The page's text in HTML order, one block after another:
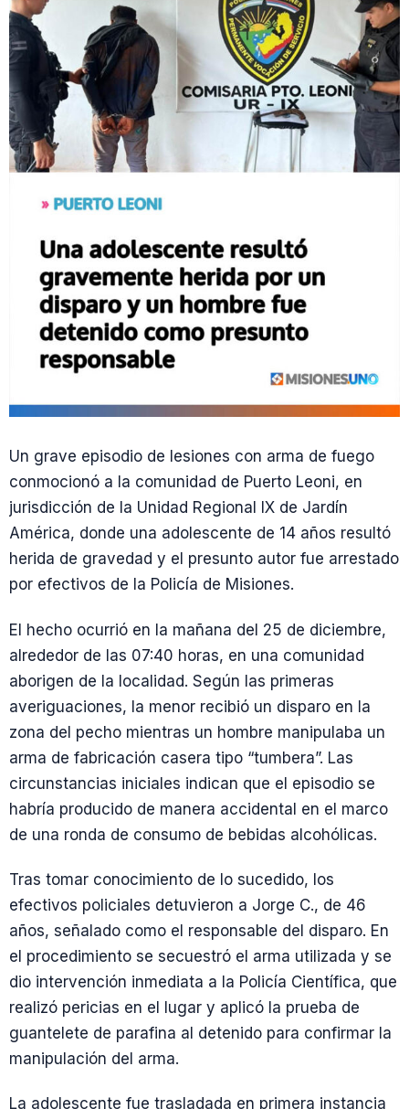
Un grave episodio de lesiones con arma de fuego
conmocionó a la comunidad de Puerto Leoni, en
jurisdicción de la Unidad Regional IX de Jardín
América, donde una adolescente de 14 años resultó
herida de gravedad y el presunto autor fue arrestado
por efectivos de la Policía de Misiones.
El hecho ocurrió en la mañana del 25 de diciembre,
alrededor de las 07:40 horas, en una comunidad
aborigen de la localidad. Según las primeras
averiguaciones, la menor recibió un disparo en la
zona del pecho mientras un hombre manipulaba un
arma de fabricación casera tipo “tumbera”. Las
circunstancias iniciales indican que el episodio se
habría producido de manera accidental en el marco
de una ronda de consumo de bebidas alcohólicas.
Tras tomar conocimiento de lo sucedido, los
efectivos policiales detuvieron a Jorge C., de 46
años, señalado como el responsable del disparo. En
el procedimiento se secuestró el arma utilizada y se
dio intervención inmediata a la Policía Científica, que
realizó pericias en el lugar y aplicó la prueba de
guantelete de parafina al detenido para confirmar la
manipulación del arma.
La adolescente fue trasladada en primera instancia